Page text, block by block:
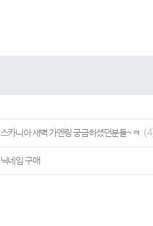
스카니아 새벽 가엔링 궁금하셨던분들~ㅋ
닉네임 구매